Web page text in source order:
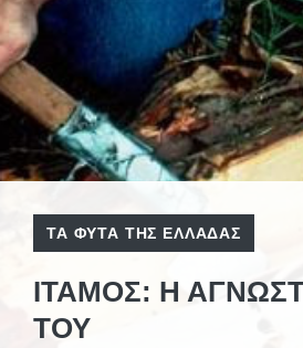
ΤΑ ΦΥΤΆ ΤΗΣ ΕΛΛΆΔΑΣ
ΊΤΑΜΟΣ: Η
ΤΟΥ